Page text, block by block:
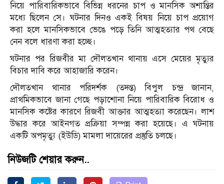
নিয়ে পারিবারিকভাবে বিভিন্ন ধরনের চাপ ও মানসিক অশান্তির
মধ্যে ছিলেন সে। ঘটনার দিনও একই বিষয় নিয়ে চাপ প্রয়োগ
করা হলে মানসিকভাবে ভেঙে পড়ে তিনি আত্মহত্যার পথ বেছে
নেন বলে ধারণা করা হচ্ছে।
ঘটনার পর রিজবীর মা দৌলতখান থানায় এসে মেয়ের মৃত্যুর
বিচার দাবি করে আহাজারি করেন।
দৌলতখান থানার পরিদর্শক (তদন্ত) বিপুল চন্দ্র জানান,
প্রাথমিকভাবে জানা গেছে পড়াশোনা নিয়ে পারিবারিক বিরোধ ও
মানসিক কষ্টের কারণে রিজবী আক্তার আত্মহত্যা করেছেন। লাশ
উদ্ধার করে আইনগত প্রক্রিয়া সম্পন্ন করা হয়েছে। এ ঘটনায়
একটি অপমৃত্যু (ইউডি) মামলা দায়েরের প্রস্তুতি চলছে।
নিউজটি শেয়ার করুন..